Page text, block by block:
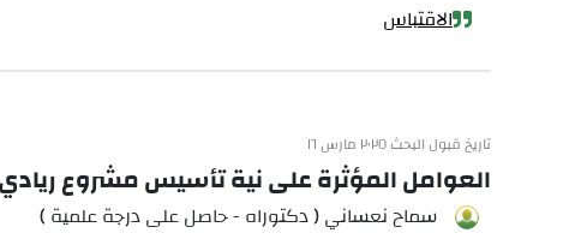
الاقتباس
تاريخ قبول البحث ٢٠٢٥ مارس ١٦
العوامل المؤثرة على نية تأسيس مشروع
سماح نعساني ( دكتوراه - حاصل على درجة علمية )